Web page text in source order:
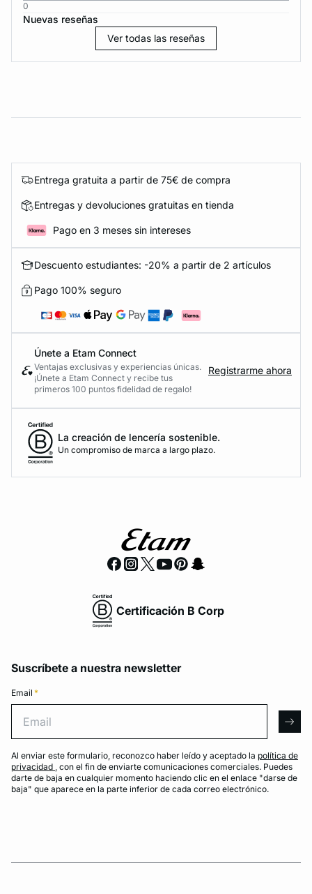
0
Nuevas reseñas
Ver todas las reseñas
Entrega gratuita a partir de 75€ de compra
Entregas y devoluciones gratuitas en tienda
Pago en 3 meses sin intereses
Descuento estudiantes: -20% a partir de 2 artículos
Pago 100% seguro
Únete a Etam Connect
Ventajas exclusivas y experiencias únicas.
¡Únete a Etam Connect y recibe tus
primeros 100 puntos fidelidad de regalo!
Registrarme ahora
La creación de lencería sostenible.
Un compromiso de marca a largo plazo.
Certificación B Corp
Suscríbete a nuestra newsletter
Email *
Al enviar este formulario, reconozco haber leído y aceptado la política de
privacidad , con el fin de enviarte comunicaciones comerciales. Puedes
darte de baja en cualquier momento haciendo clic en el enlace "darse de
baja" que aparece en la parte inferior de cada correo electrónico.